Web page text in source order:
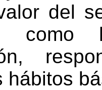
del
hábitos